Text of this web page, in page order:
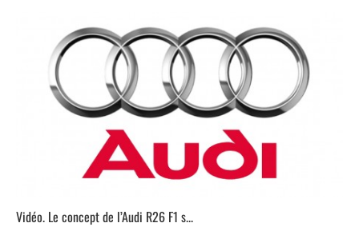
Vidéo. Le concept de l’Audi R26 F1 s...